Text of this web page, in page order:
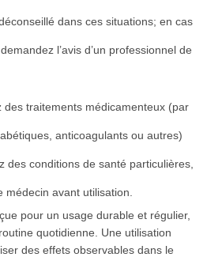
dans ces situations; en cas
l’avis d’un professionnel de
des traitements médicamenteux (par
anticoagulants ou autres)
des conditions de santé particulières,
médecin avant utilisation.
pour un usage durable et régulier,
quotidienne. Une utilisation
des effets observables dans le